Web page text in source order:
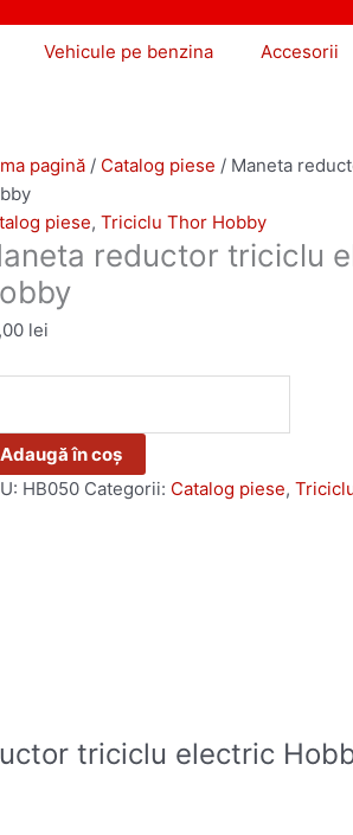
Vehicule pe benzina Accesorii
pagină / Catalog piese / Maneta
piese,Triciclu Thor Hobby
reductor triciclu
lei
Adaugă în coș
HB050 Categorii: Catalog piese,
triciclu electric